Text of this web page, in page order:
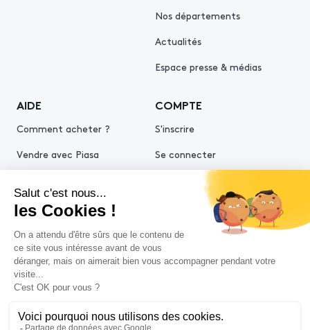
Nos départements
Actualités
Espace presse & médias
AIDE
Comment acheter ?
Vendre avec Piasa
COMPTE
S'inscrire
Se connecter
Politiques de confidentialitéPolitique cookies